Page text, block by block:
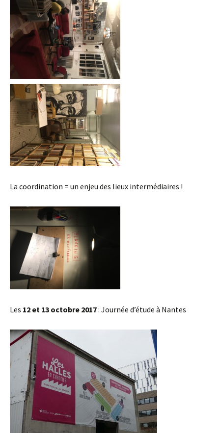
La coordination = un enjeu des lieux intermédiaires !
Les 12 et 13 octobre 2017: Journée d’étude à Nantes